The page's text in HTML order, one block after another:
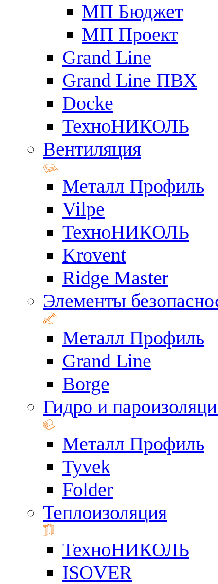
МП Бюджет
МП Проект
Grand Line
Grand Line ПВХ
Docke
ТехноНИКОЛЬ
Вентиляция
Металл Профиль
Vilpe
ТехноНИКОЛЬ
Krovent
Ridge Master
Элементы
Металл Профиль
Grand Line
Borge
Гидро и
Металл Профиль
Tyvek
Folder
Теплоизоляция
ТехноНИКОЛЬ
ISOVER